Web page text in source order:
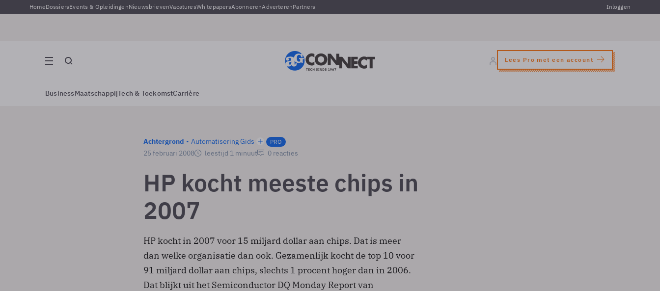
HomeDossiersEvents & OpleidingenNieuwsbrievenVacaturesWhitepapersAbonnerenAdverterenPartners Inloggen
Lees Pro met een account
BusinessMaatschappijTech & ToekomstCarrière
Achtergrond Automatisering Gids PRO
25 februari 2008 leestijd 1 minuut 0 reacties
HP kocht meeste chips in
2007
HP kocht in 2007 voor 15 miljard dollar aan chips. Dat is meer
dan welke organisatie dan ook. Gezamenlijk kocht de top 10 voor
91 miljard dollar aan chips, slechts 1 procent hoger dan in 2006.
Dat blijkt uit het Semiconductor DQ Monday Report van